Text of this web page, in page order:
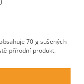
70 g sušených
přírodní produkt.